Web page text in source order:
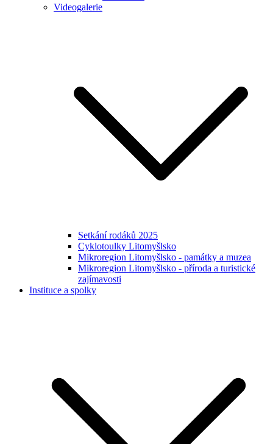
Videogalerie
Setkání rodáků 2025
Cyklotoulky Litomyšlsko
Mikroregion Litomyšlsko - památky a muzea
Mikroregion Litomyšlsko - příroda a turistické
zajímavosti
Instituce a spolky